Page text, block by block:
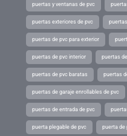
puertas y ventanas de pvc
puertas exteriores de pvc
puertas de pvc para exterior
puertas de pvc interior puertas
puertas de pvc baratas puertas
puertas de garaje enrollables de pvc
puertas de entrada de pvc
puerta plegable de pvc puerta de